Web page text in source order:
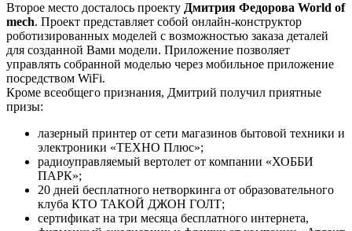
Второе место досталось проекту Дмитрия Федорова World of
mech. Проект представляет собой онлайн-конструктор
роботизированных моделей с возможностью заказа деталей
для созданной Вами модели. Приложение позволяет
управлять собранной моделью через мобильное приложение
посредством WiFi.
Кроме всеобщего признания, Дмитрий получил приятные
призы:
лазерный принтер от сети магазинов бытовой техники и
электроники «ТЕХНО Плюс»;
радиоуправляемый вертолет от компании «ХОББИ
ПАРК»;
20 дней бесплатного нетворкинга от образовательного
клуба КТО ТАКОЙ ДЖОН ГОЛТ;
сертификат на три месяца бесплатного интернета,